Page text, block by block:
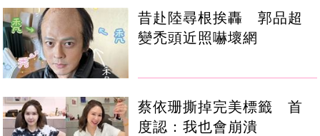
昔赴陸尋根挨轟 郭品超
變禿頭近照嚇壞網
蔡依珊撕掉完美標籤 首
度認：我也會崩潰